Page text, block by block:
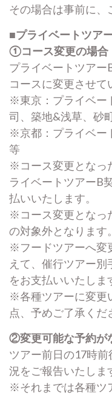
その場合は事前に、
■プライベートツア
①コース変更の場合
プライベートツアー
コースに変更させて
※東京：プライベー
司、築地&浅草、砂
※京都：プライベー
等
※コース変更となっ
ライベートツアーB
払いいたします。
※コース変更となっ
の対象外となります。
※フードツアーへ変
えて、催行ツアー別
をお支払いいたしま
※各種ツアーに変更
点、予めご了承くだ
②変更可能な予約が
ツアー前日の17時
況をご報告いたしま
※それまでは各種ツ